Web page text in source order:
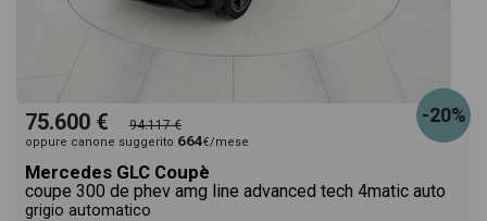
-20%
75.600 € 94.117 €
oppure canone suggerito 664€/mese
Mercedes GLC Coupè
coupe 300 de phev amg line advanced tech 4matic auto
grigio automatico